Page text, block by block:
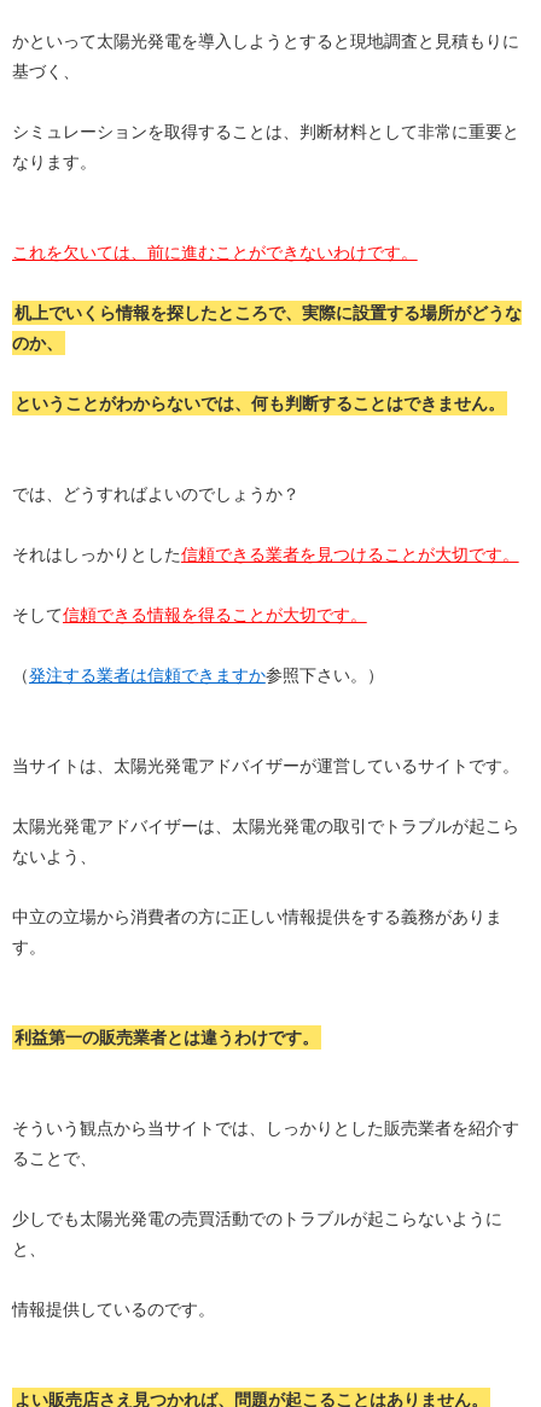
かといって太陽光発電を導入しようとすると現地調査と見積もりに
基づく、
シミュレーションを取得することは、判断材料として非常に重要と
なります。
これを欠いては、前に進むことができないわけです。
机上でいくら情報を探したところで、実際に設置する場所がどうな
のか、
ということがわからないでは、何も判断することはできません。
では、どうすればよいのでしょうか？
それはしっかりとした信頼できる業者を見つけることが大切です。
そして信頼できる情報を得ることが大切です。
（発注する業者は信頼できますか参照下さい。）
当サイトは、太陽光発電アドバイザーが運営しているサイトです。
太陽光発電アドバイザーは、太陽光発電の取引でトラブルが起こら
ないよう、
中立の立場から消費者の方に正しい情報提供をする義務がありま
す。
利益第一の販売業者とは違うわけです。
そういう観点から当サイトでは、しっかりとした販売業者を紹介す
ることで、
少しでも太陽光発電の売買活動でのトラブルが起こらないように
と、
情報提供しているのです。
よい販売店さえ見つかれば、問題が起こることはありません。